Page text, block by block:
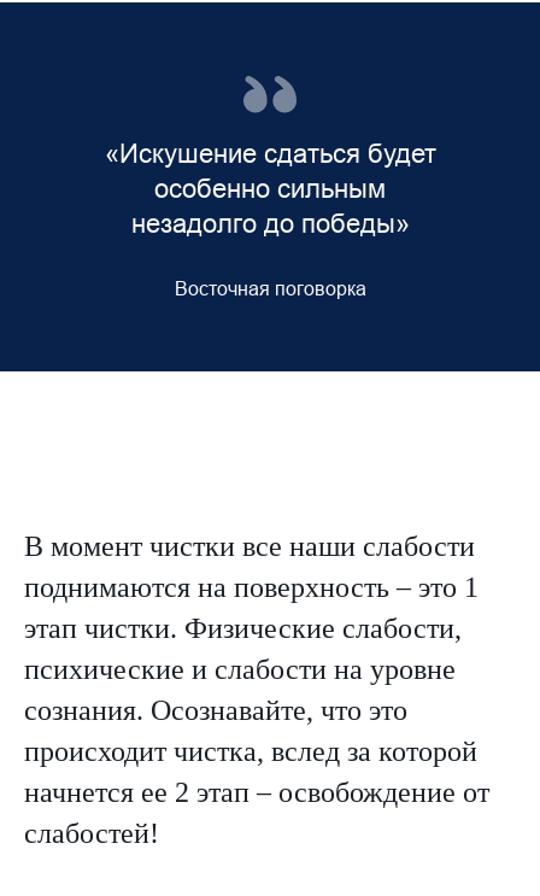
«Искушение сдаться будет
особенно сильным
незадолго до победы»
Восточная поговорка
В момент чистки все наши слабости
поднимаются на поверхность – это 1
этап чистки. Физические слабости,
психические и слабости на уровне
сознания. Осознавайте, что это
происходит чистка, вслед за которой
начнется ее 2 этап – освобождение от
слабостей!